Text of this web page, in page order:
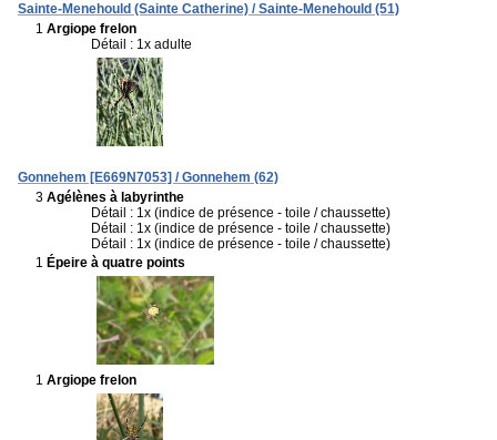
Sainte-Menehould (Sainte Catherine) / Sainte-Menehould (51)
1 Argiope frelon
Détail : 1x adulte
Gonnehem [E669N7053] / Gonnehem (62)
3 Agélènes à labyrinthe
Détail : 1x (indice de présence - toile / chaussette)
Détail : 1x (indice de présence - toile / chaussette)
Détail : 1x (indice de présence - toile / chaussette)
1 Épeire à quatre points
1 Argiope frelon